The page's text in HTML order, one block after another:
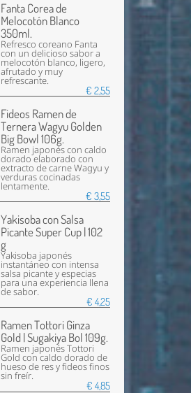
Fanta Corea de
Melocotón Blanco
350ml.
Refresco coreano Fanta
con un delicioso sabor a
melocotón blanco, ligero,
afrutado y muy
refrescante.
€ 2,55
Fideos Ramen de
Ternera Wagyu Golden
Big Bowl 106g.
Ramen japonés con caldo
dorado elaborado con
extracto de carne Wagyu y
verduras cocinadas
lentamente.
€ 3,55
Yakisoba con Salsa
Picante Super Cup | 102
g
Yakisoba japonés
instantáneo con intensa
salsa picante y especias
para una experiencia llena
de sabor.
€ 4,25
Ramen Tottori Ginza
Gold | Sugakiya Bol 109g.
Ramen japonés Tottori
Gold con caldo dorado de
hueso de res y fideos finos
sin freír.
€ 4,85